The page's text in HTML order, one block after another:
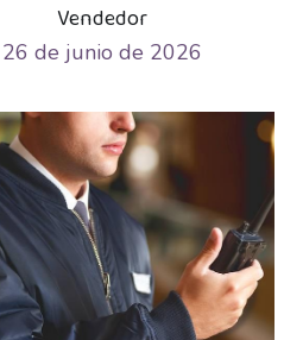
Vendedor
26 de junio de 2026